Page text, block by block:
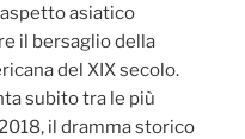
aspetto asiatico
il bersaglio della
del XIX secolo.
subito tra le più
il dramma storico